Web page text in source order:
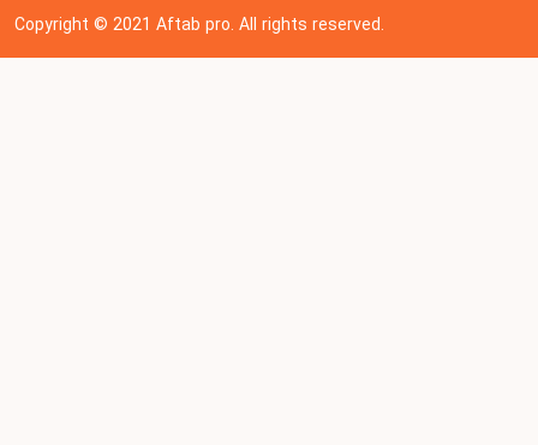
Copyright © 202 1Aftab pro. All rights reserved.